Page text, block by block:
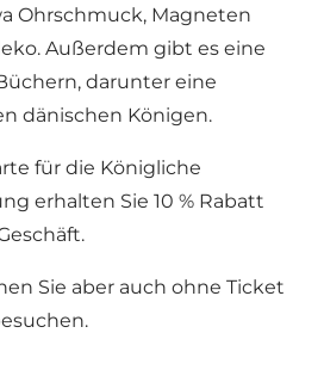
Ohrschmuck, Magneten
Außerdem gibt es eine
darunter eine
dänischen Königen.
für die Königliche
erhalten Sie 10 % Rabatt
Sie aber auch ohne Ticket